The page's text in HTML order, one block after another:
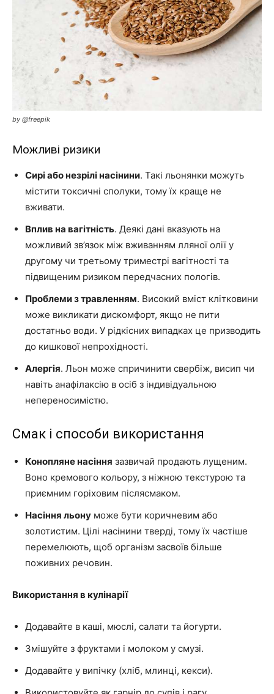
by @freepik
Можливі ризики
Сирі або незрілі насінини. Такі льонянки можуть
містити токсичні сполуки, тому їх краще не
вживати.
Вплив на вагітність. Деякі дані вказують на
можливий зв’язок між вживанням лляної олії у
другому чи третьому триместрі вагітності та
підвищеним ризиком передчасних пологів.
Проблеми з травленням. Високий вміст клітковини
може викликати дискомфорт, якщо не пити
достатньо води. У рідкісних випадках це призводить
до кишкової непрохідності.
Алергія. Льон може спричинити свербіж, висип чи
навіть анафілаксію в осіб з індивідуальною
непереносимістю.
Смак і способи використання
Конопляне насіння зазвичай продають лущеним.
Воно кремового кольору, з ніжною текстурою та
приємним горіховим післясмаком.
Насіння льону може бути коричневим або
золотистим. Цілі насінини тверді, тому їх частіше
перемелюють, щоб організм засвоїв більше
поживних речовин.
Використання в кулінарії
Додавайте в каші, мюслі, салати та йогурти.
Змішуйте з фруктами і молоком у смузі.
Додавайте у випічку (хліб, млинці, кекси).